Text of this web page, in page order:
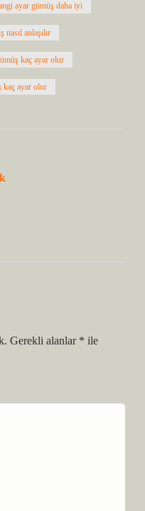
ayar gümüş daha iyi
anlaşılır
kaç ayar olur
kaç ayar olur
Gerekli alanlar * ile